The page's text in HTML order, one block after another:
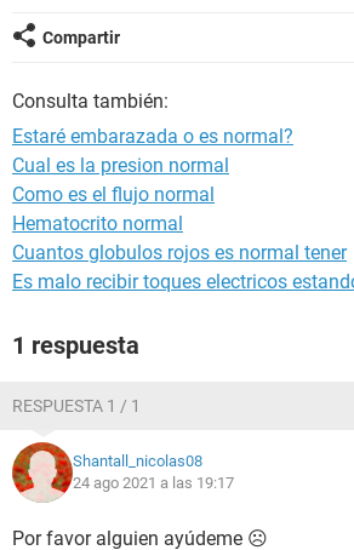
Compartir
Consulta también:
Estaré embarazada o es normal?
Cual es la presion normal
Como es el flujo normal
Hematocrito normal
Cuantos globulos rojos es normal tener
Es malo recibir toques electricos
1 respuesta
RESPUESTA 1 / 1
Shantall_nicolas08
24 ago 2021 a las 19:17
Por favor alguien ayúdeme ☹️